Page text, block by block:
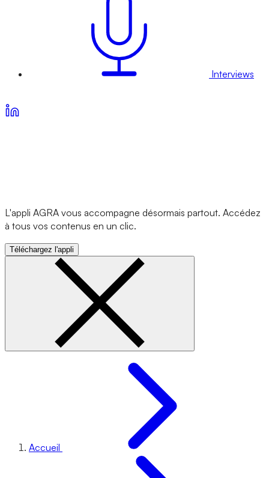
Interviews
L'appli AGRA vous accompagne désormais partout. Accédez
à tous vos contenus en un clic.
Téléchargez l'appli
Accueil